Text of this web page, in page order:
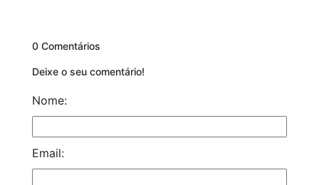
0 Comentários
Deixe o seu comentário!
Nome:
Email: